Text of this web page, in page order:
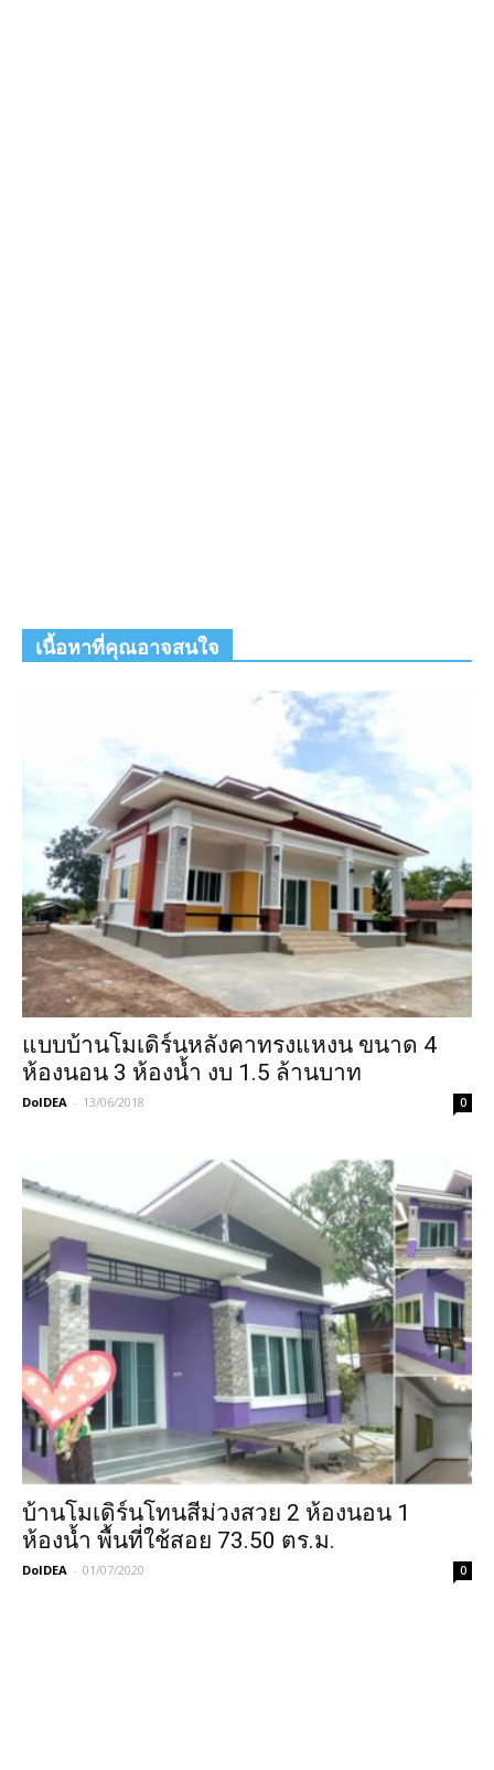
เนื้อหาที่คุณอาจสนใจ
แบบบ้านโมเดิร์นหลังคาทรงแหงน ขนาด 4
ห้องนอน 3 ห้องน้ำ งบ 1.5 ล้านบาท
DoIDEA - 13/06/2018 0
บ้านโมเดิร์นโทนสีม่วงสวย 2 ห้องนอน 1
ห้องน้ำ พื้นที่ใช้สอย 73.50 ตร.ม.
DoIDEA - 01/07/2020 0